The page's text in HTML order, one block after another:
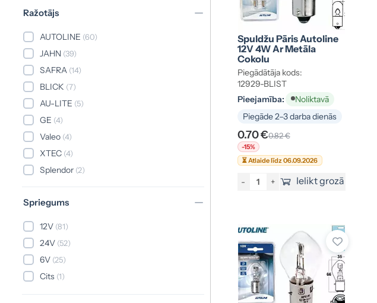
Ražotājs
AUTOLINE (60)
JAHN (39)
SAFRA (14)
BLICK (7)
AU-LITE (5)
GE (4)
Valeo (4)
XTEC (4)
Splendor (2)
Spriegums
12V (81)
24V (52)
6V (25)
Cits (1)
Spuldžu Pāris Autoline
12V 4W Ar Metāla
Cokolu
Piegādātāja kods:
12929-BLIST
Pieejamība:
Noliktavā
Piegāde 2–3 darba dienās
0.70 €0.82 €
-15%
⏳ Atlaide līdz 06.09.2026
- + Ielikt grozā